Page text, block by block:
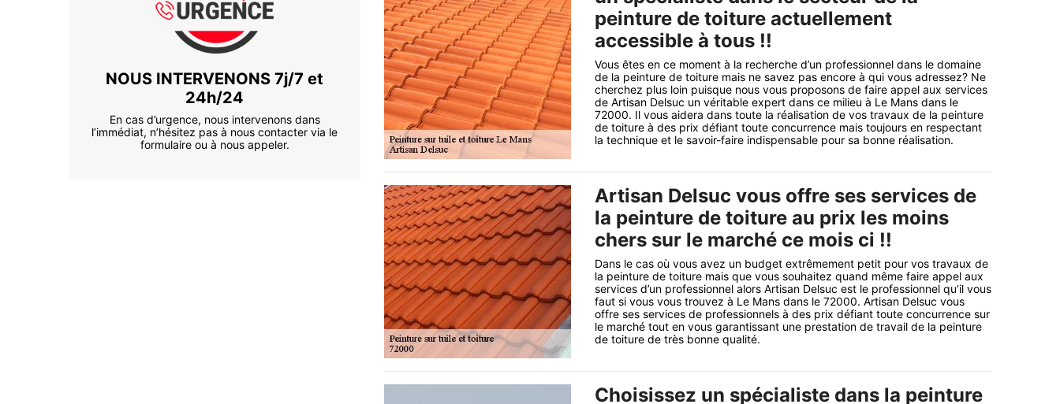
NOUS INTERVENONS 7j/7 et
24h/24
En cas d’urgence, nous intervenons dans
l’immédiat, n’hésitez pas à nous contacter via le
formulaire ou à nous appeler.
peinture de toiture actuellement
accessible à tous !!
Vous êtes en ce moment à la recherche d’un professionnel dans le domaine
de la peinture de toiture mais ne savez pas encore à qui vous adressez? Ne
cherchez plus loin puisque nous vous proposons de faire appel aux services
de Artisan Delsuc un véritable expert dans ce milieu à Le Mans dans le
72000. Il vous aidera dans toute la réalisation de vos travaux de la peinture
de toiture à des prix défiant toute concurrence mais toujours en respectant
la technique et le savoir-faire indispensable pour sa bonne réalisation.
Artisan Delsuc vous offre ses services de
la peinture de toiture au prix les moins
chers sur le marché ce mois ci !!
Dans le cas où vous avez un budget extrêmement petit pour vos travaux de
la peinture de toiture mais que vous souhaitez quand même faire appel aux
services d’un professionnel alors Artisan Delsuc est le professionnel qu’il vous
faut si vous vous trouvez à Le Mans dans le 72000. Artisan Delsuc vous
offre ses services de professionnels à des prix défiant toute concurrence sur
le marché tout en vous garantissant une prestation de travail de la peinture
de toiture de très bonne qualité.
Choisissez un spécialiste dans la peinture